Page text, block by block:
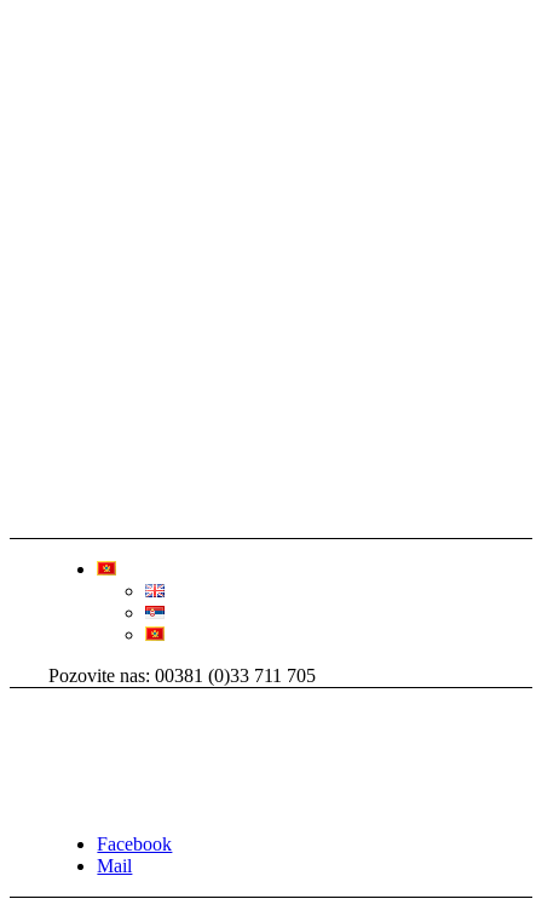
Pozovite nas: 00381 (0)33 711 705
Facebook
Mail